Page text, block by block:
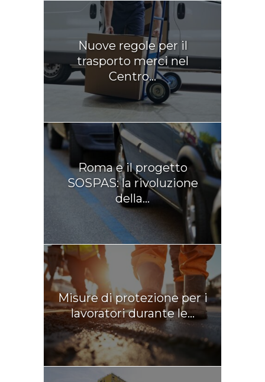
Nuove regole per il
trasporto merci nel
Centro...
Roma e il progetto
SOSPAS: la rivoluzione
della...
Misure di protezione per i
lavoratori durante le...